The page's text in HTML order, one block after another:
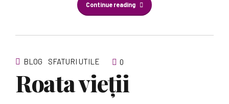
Continue reading
BLOG SFATURI UTILE 0
Roata vieții